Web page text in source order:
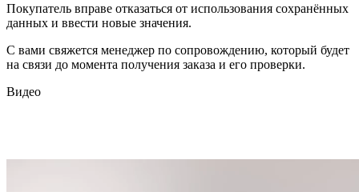
Покупатель вправе отказаться от использования сохранённых
данных и ввести новые значения.
С вами свяжется менеджер по сопровождению, который будет
на связи до момента получения заказа и его проверки.
Видео